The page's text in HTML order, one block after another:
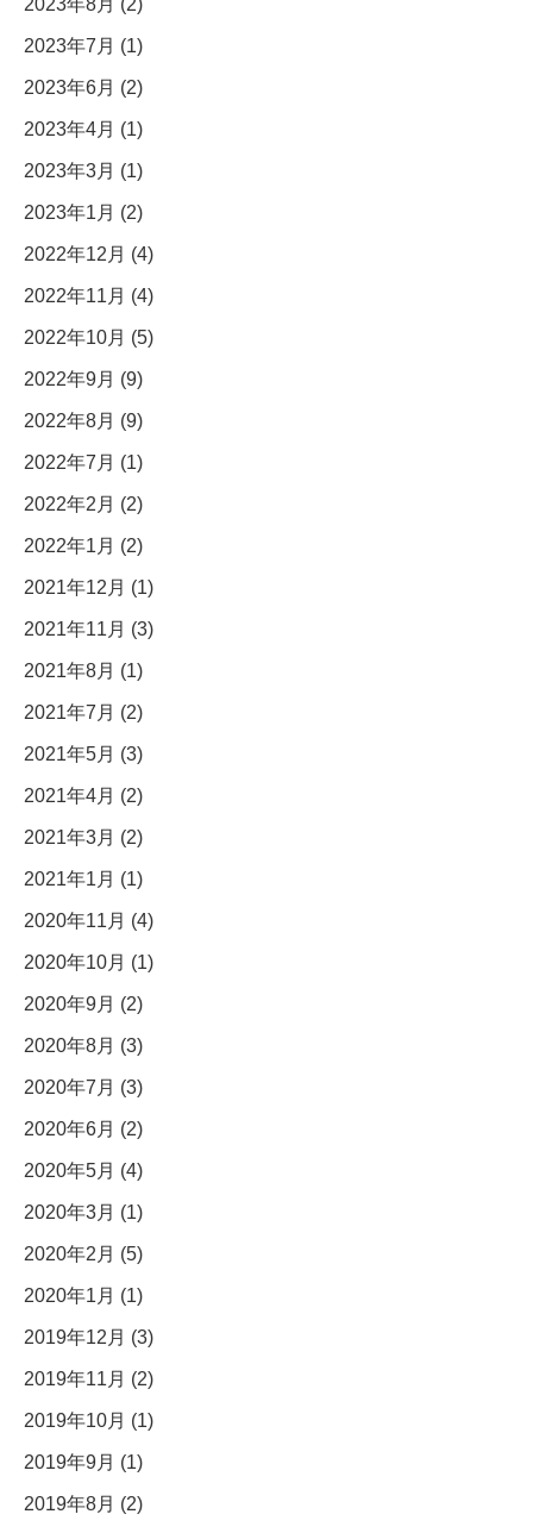
2023年7月 (1)
2023年6月 (2)
2023年4月 (1)
2023年3月 (1)
2023年1月 (2)
2022年12月 (4)
2022年11月 (4)
2022年10月 (5)
2022年9月 (9)
2022年8月 (9)
2022年7月 (1)
2022年2月 (2)
2022年1月 (2)
2021年12月 (1)
2021年11月 (3)
2021年8月 (1)
2021年7月 (2)
2021年5月 (3)
2021年4月 (2)
2021年3月 (2)
2021年1月 (1)
2020年11月 (4)
2020年10月 (1)
2020年9月 (2)
2020年8月 (3)
2020年7月 (3)
2020年6月 (2)
2020年5月 (4)
2020年3月 (1)
2020年2月 (5)
2020年1月 (1)
2019年12月 (3)
2019年11月 (2)
2019年10月 (1)
2019年9月 (1)
2019年8月 (2)